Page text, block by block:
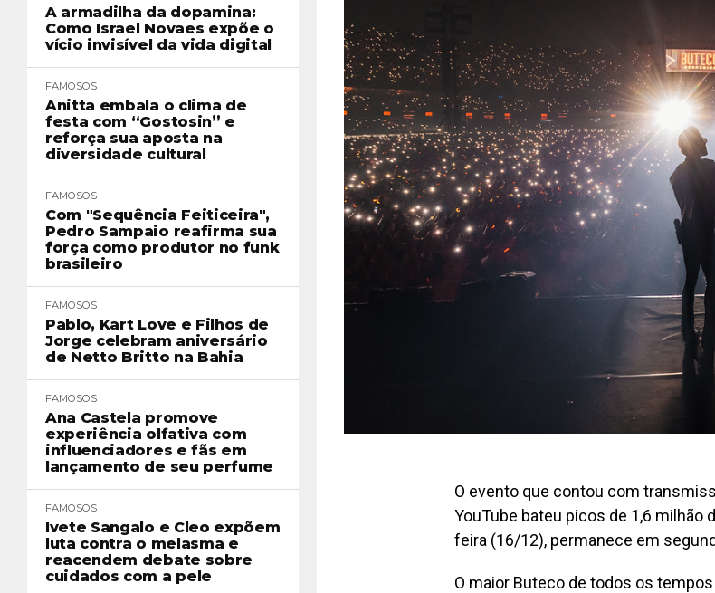
A armadilha da dopamina:
Como Israel Novaes expõe o
vício invisível da vida digital
FAMOSOS
Anitta embala o clima de
festa com “Gostosin” e
reforça sua aposta na
diversidade cultural
FAMOSOS
Com "Sequência Feiticeira",
Pedro Sampaio reafirma sua
força como produtor no funk
brasileiro
FAMOSOS
Pablo, Kart Love e Filhos de
Jorge celebram aniversário
de Netto Britto na Bahia
FAMOSOS
Ana Castela promove
experiência olfativa com
influenciadores e fãs em
lançamento de seu perfume
FAMOSOS
Ivete Sangalo e Cleo expõem
luta contra o melasma e
reacendem debate sobre
cuidados com a pele
O evento que contou com
YouTube bateu picos de 1,6 milhão
feira (16/12), permanece em
O maior Buteco de todos os